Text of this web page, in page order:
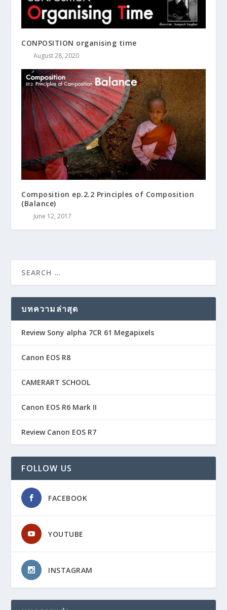
CONPOSITION organising time
August 28, 2020
Composition ep.2.2 Principles of Composition
(Balance)
June 12, 2017
บทความล่าสุด
Review Sony alpha 7CR 61 Megapixels
Canon EOS R8
CAMERART SCHOOL
Canon EOS R6 Mark II
Review Canon EOS R7
FOLLOW US
FACEBOOK
YOUTUBE
INSTAGRAM